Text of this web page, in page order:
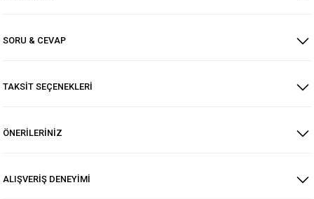
SORU & CEVAP
TAKSİT SEÇENEKLERİ
ÖNERİLERİNİZ
ALIŞVERİŞ DENEYİMİ